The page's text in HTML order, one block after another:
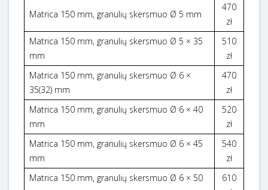
Matrica 150 mm, granulių skersmuo Ø 5 mm
470
zł
Matrica 150 mm, granulių skersmuo Ø 5 × 35
mm
510
zł
Matrica 150 mm, granulių skersmuo Ø 6 ×
35(32) mm
470
zł
Matrica 150 mm, granulių skersmuo Ø 6 × 40
mm
520
zł
Matrica 150 mm, granulių skersmuo Ø 6 × 45
mm
540
zł
Matrica 150 mm, granulių skersmuo Ø 6 × 50
610